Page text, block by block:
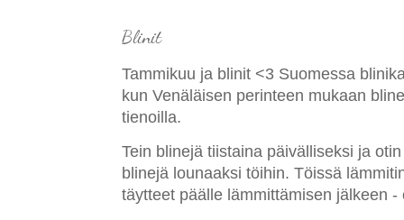
Blinit
Tammikuu ja blinit <3 Suomessa
kun Venäläisen perinteen mukaan
tienoilla.
Tein blinejä tiistaina päivälliseksi ja
blinejä lounaaksi töihin. Töissä
täytteet päälle lämmittämisen jälkeen